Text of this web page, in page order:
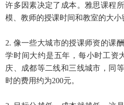
许多因素决定了成本。雅思课程
模、教师的授课时间和教室的大小
2. 像一些大城市的授课师资的课
学时间大约是五年，每小时工资
庆、成都等二线和三线城市，同
时的费用约为200元。